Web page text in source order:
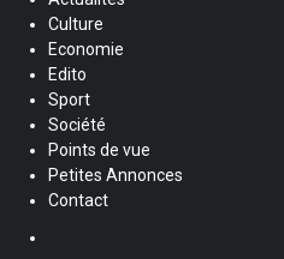
Culture
Economie
Edito
Sport
Société
Points de vue
Petites Annonces
Contact